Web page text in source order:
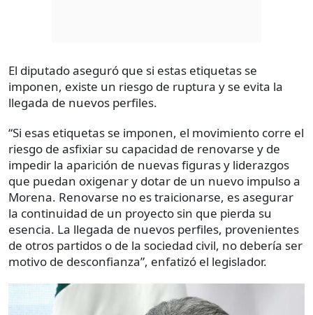
El diputado aseguró que si estas etiquetas se
imponen, existe un riesgo de ruptura y se evita la
llegada de nuevos perfiles.
“Si esas etiquetas se imponen, el movimiento corre el
riesgo de asfixiar su capacidad de renovarse y de
impedir la aparición de nuevas figuras y liderazgos
que puedan oxigenar y dotar de un nuevo impulso a
Morena. Renovarse no es traicionarse, es asegurar
la continuidad de un proyecto sin que pierda su
esencia. La llegada de nuevos perfiles, provenientes
de otros partidos o de la sociedad civil, no debería ser
motivo de desconfianza”, enfatizó el legislador.